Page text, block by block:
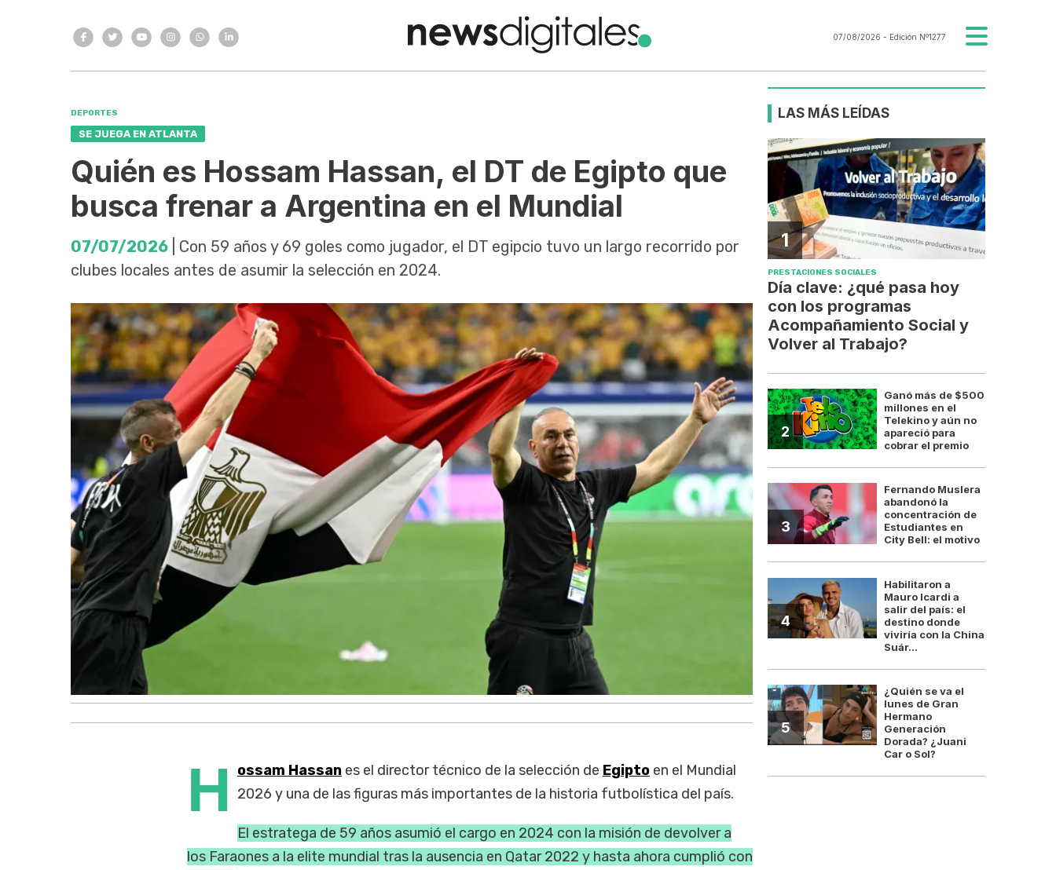
07/08/2026 - Edición Nº1277
DEPORTES
SE JUEGA EN ATLANTA
Quién es Hossam Hassan, el DT de Egipto que
busca frenar a Argentina en el Mundial
07/07/2026 | Con 59 años y 69 goles como jugador, el DT egipcio tuvo un largo recorrido por
clubes locales antes de asumir la selección en 2024.
H ossam Hassan es el director técnico de la selección de Egiptoen el Mundial
2026 y una de las figuras más importantes de la historia futbolística del país.
El estratega de 59 años asumió el cargo en 2024 con la misión de devolver a
los Faraones a la elite mundial tras la ausencia en Qatar 2022 y hasta ahora cumplió con
LAS MÁS LEÍDAS
1
PRESTACIONES SOCIALES
Día clave: ¿qué pasa hoy
con los programas
Acompañamiento Social y
Volver al Trabajo?
2
Ganó más de $500
millones en el
Telekino y aún no
apareció para
cobrar el premio
3
Fernando Muslera
abandonó la
concentración de
Estudiantes en
City Bell: el motivo
4
Habilitaron a
Mauro Icardi a
salir del país: el
destino donde
viviría con la China
Suár...
5
¿Quién se va el
lunes de Gran
Hermano
Generación
Dorada? ¿Juani
Car o Sol?